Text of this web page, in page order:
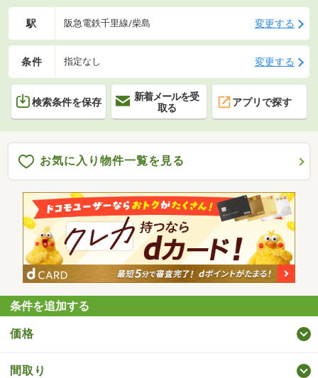
駅 阪急電鉄千里線/柴島 変更する
条件 指定なし 変更する
検索条件を保存
新着メールを受
取る
アプリで探す
お気に入り物件一覧を見る
条件を追加する
価格
間取り